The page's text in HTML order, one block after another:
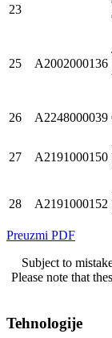
23
25 A2002000136
26 A2248000039
27 A2191000150
28 A2191000152
Preuzmi PDF
Subject to
Please note that
Tehnologije